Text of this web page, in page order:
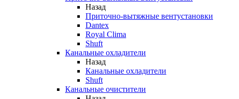
Назад
Приточно-вытяжные вентустановки
Dantex
Royal Clima
Shuft
Канальные охладители
Назад
Канальные охладители
Shuft
Канальные очистители